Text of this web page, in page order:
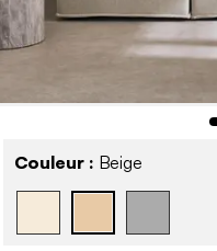
Couleur : Beige